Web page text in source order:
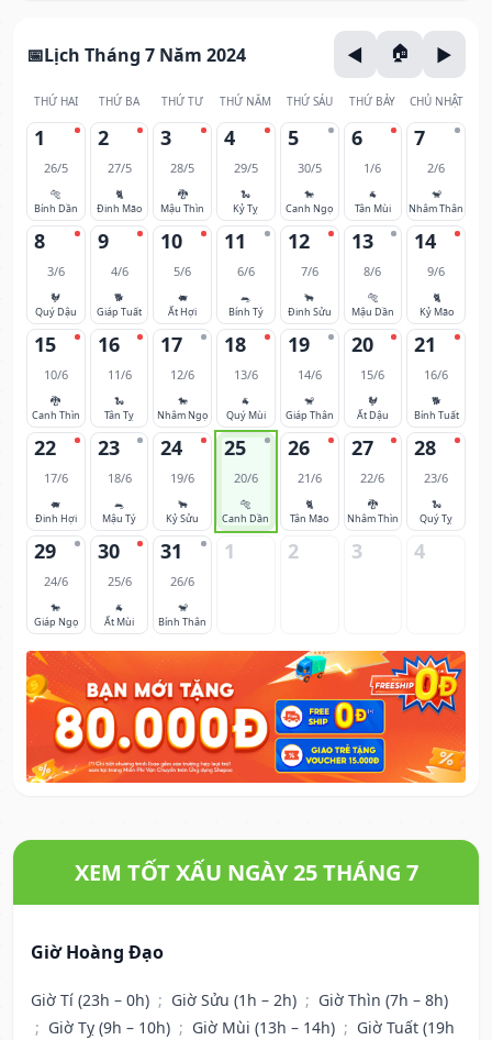
Lịch Tháng 7 Năm 2024
THỨ HAI THỨ BA THỨ TƯ THỨ NĂM THỨ SÁU THỨ BẢY CHỦ NHẬT
1
26/5
🐅
Bính Dần
2
27/5
🐈
Đinh Mão
3
28/5
🐉
Mậu Thìn
4
29/5
🐍
Kỷ Tỵ
5
30/5
🐎
Canh Ngọ
6
1/6
🐐
Tân Mùi
7
2/6
🐒
Nhâm Thân
8
3/6
🐓
Quý Dậu
9
4/6
🐕
Giáp Tuất
10
5/6
🐖
Ất Hợi
11
6/6
🐀
Bính Tý
12
7/6
🐂
Đinh Sửu
13
8/6
🐅
Mậu Dần
14
9/6
🐈
Kỷ Mão
15
10/6
🐉
Canh Thìn
16
11/6
🐍
Tân Tỵ
17
12/6
🐎
Nhâm Ngọ
18
13/6
🐐
Quý Mùi
19
14/6
🐒
Giáp Thân
20
15/6
🐓
Ất Dậu
21
16/6
🐕
Bính Tuất
22
17/6
🐖
Đinh Hợi
23
18/6
🐀
Mậu Tý
24
19/6
🐂
Kỷ Sửu
25
20/6
🐅
Canh Dần
26
21/6
🐈
Tân Mão
27
22/6
🐉
Nhâm Thìn
28
23/6
🐍
Quý Tỵ
29
24/6
🐎
Giáp Ngọ
30
25/6
🐐
Ất Mùi
31
26/6
🐒
Bính Thân
1 2 3 4
XEM TỐT XẤU NGÀY 25 THÁNG 7
Giờ Hoàng Đạo
Giờ Tí (23h – 0h) ; Giờ Sửu (1h – 2h) ; Giờ Thìn (7h – 8h)
; Giờ Tỵ (9h – 10h) ; Giờ Mùi (13h – 14h) ; Giờ Tuất (19h